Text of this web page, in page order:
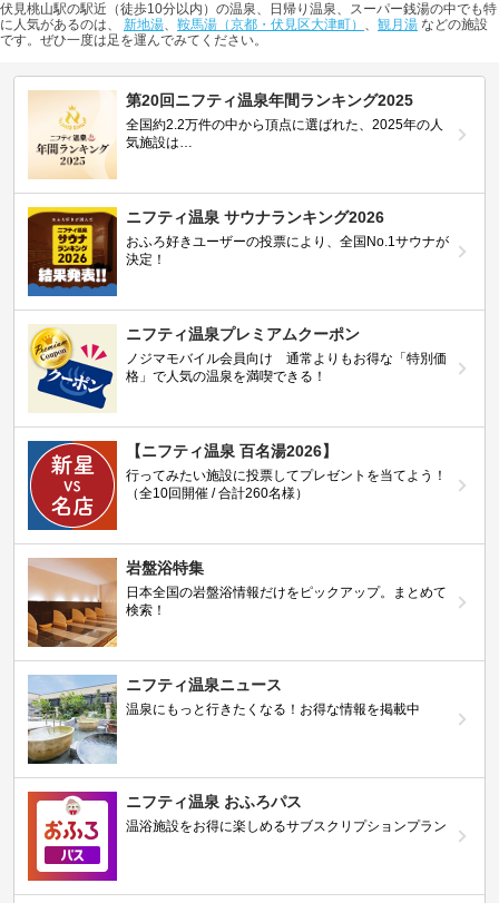
伏見桃山駅の駅近（徒歩10分以内）の温泉、日帰り温泉、スーパー銭湯の中でも特
に人気があるのは、 新地湯、 鞍馬湯（京都・伏見区大津町） 、 観月湯 などの施設
です。ぜひ一度は足を運んでみてください。
第20回ニフティ温泉年間ランキング2025
全国約2.2万件の中から頂点に選ばれた、2025年の人
気施設は…
ニフティ温泉 サウナランキング2026
おふろ好きユーザーの投票により、全国No.1サウナが
決定！
ニフティ温泉プレミアムクーポン
ノジマモバイル会員向け 通常よりもお得な「特別価
格」で人気の温泉を満喫できる！
【ニフティ温泉 百名湯2026】
行ってみたい施設に投票してプレゼントを当てよう！
（全10回開催 / 合計260名様）
岩盤浴特集
日本全国の岩盤浴情報だけをピックアップ。まとめて
検索！
ニフティ温泉ニュース
温泉にもっと行きたくなる！お得な情報を掲載中
ニフティ温泉 おふろパス
温浴施設をお得に楽しめるサブスクリプションプラン